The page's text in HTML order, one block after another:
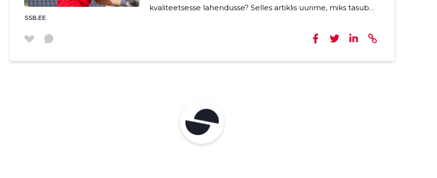
SSB.EE
kvaliteetsesse lahendusse? Selles artiklis uurime, miks tasub
pideva vahetuse siseruumides, eemaldades saastatud õhu,